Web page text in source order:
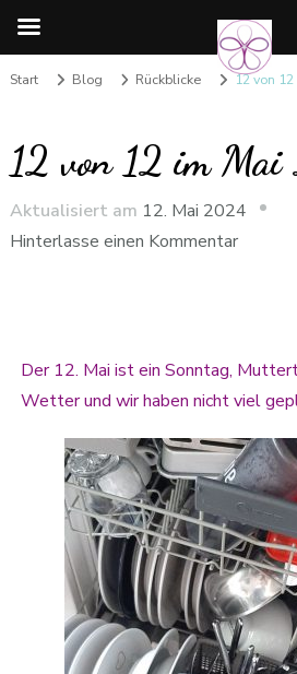
Start Blog Rückblicke 12 von
12 von 12 im
Aktualisiert am 12. Mai 2024
Hinterlasse einen Kommentar
Der 12. Mai ist ein Sonntag,
Wetter und wir haben nicht viel